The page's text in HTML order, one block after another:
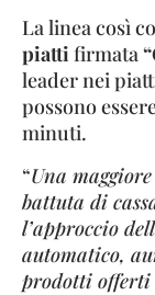
La linea così
piattifirmata
leader nei
possono
minuti.
“Una
battuta di
l’approccio
automatico,
prodotti offerti